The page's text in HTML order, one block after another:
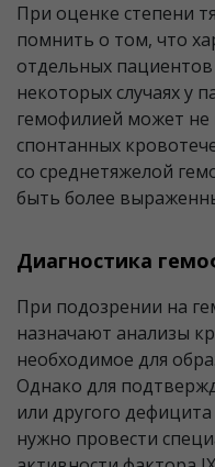
При оценке степени
помнить о том, что
отдельных
некоторых случаях у
гемофилией может не
спонтанных
со среднетяжелой
быть более
Диагностика
При подозрении на
назначают анализы
необходимое для
Однако для
или другого
нужно провести